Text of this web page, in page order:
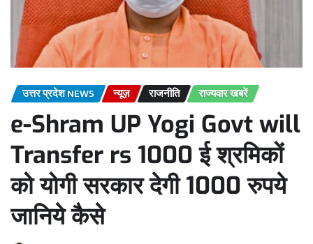
उत्तर प्रदेश NEWS न्यूज़ राजनीति राज्यवार खबरें
e-Shram UP Yogi Govt will
Transfer rs 1000 ई श्रमिकों
को योगी सरकार देगी 1000 रुपये
जानिये कैसे